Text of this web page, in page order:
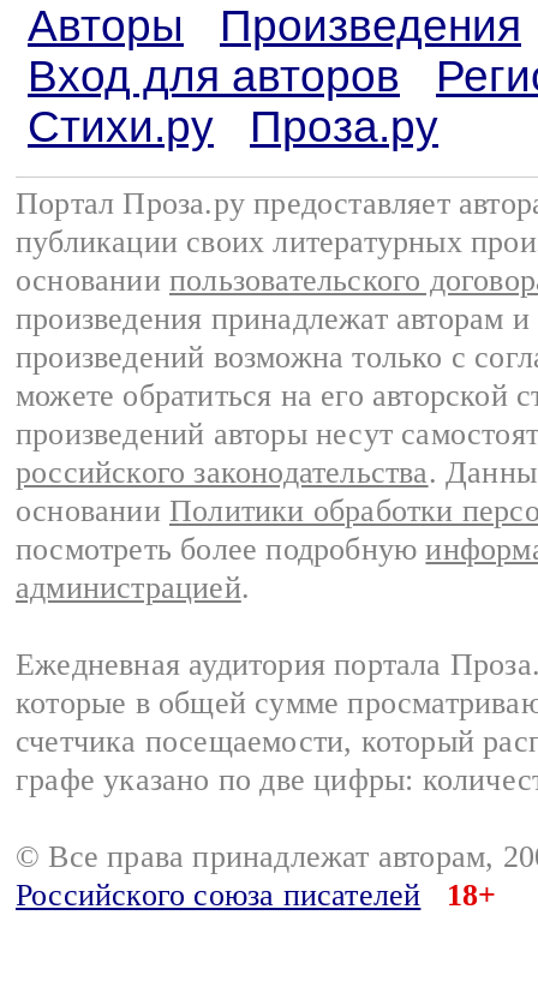
Авторы
Произведения
Вход для авторов
Стихи.ру
Проза.ру
Портал Проза.ру предоставляет
публикации своих литературных
основании пользовательского
произведения принадлежат авторам
произведений возможна только с
можете обратиться на его авторской
произведений авторы несут
российского законодательства.
основании Политики обработки
посмотреть более подробную
администрацией.
Ежедневная аудитория портала
которые в общей сумме
счетчика посещаемости, который
графе указано по две цифры:
© Все права принадлежат авторам,
Российского союза писателей
18+